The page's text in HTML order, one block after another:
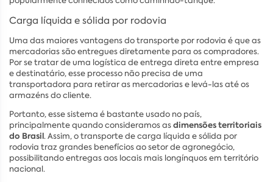
Carga líquida e sólida por rodovia
Uma das maiores vantagens do transporte por rodovia é que as
mercadorias são entregues diretamente para os compradores.
Por se tratar de uma logística de entrega direta entre empresa
e destinatário, esse processo não precisa de uma
transportadora para retirar as mercadorias e levá-las até os
armazéns do cliente.
Portanto, esse sistema é bastante usado no país,
principalmente quando consideramos asdimensões territoriais
do Brasil. Assim, o transporte de carga líquida e sólida por
rodovia traz grandes benefícios ao setor de agronegócio,
possibilitando entregas aos locais mais longínquos em território
nacional.